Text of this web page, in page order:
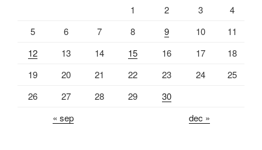
1 2 3
4
5
6 7 8 9 10
11
12
13 14 15 16 17
18
19
20 21 22 23 24
25
26
27 28 29
30
« sep
dec »